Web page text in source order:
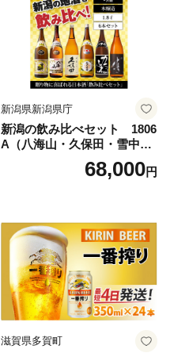
料無料
新潟県新潟県庁
新潟の飲み比べセット 1806
A（八海山・久保田・雪中
梅・越乃寒梅・かたふね・千
68,000円
滋賀県多賀町